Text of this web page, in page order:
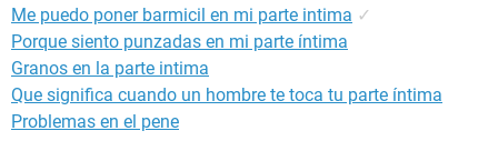
Me puedo poner barmicil en mi parte intima ✓
Porque siento punzadas en mi parte íntima
Granos en la parte intima
Que significa cuando un hombre te toca tu parte íntima
Problemas en el pene